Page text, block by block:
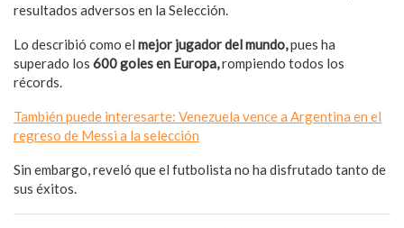
resultados adversos en la Selección.
Lo describió como el mejor jugador del mundo,pues ha
superado los 600 goles en Europa,rompiendo todos los
récords.
También puede interesarte: Venezuela vence a Argentina en el
regreso de Messi a la selección
Sin embargo, reveló que el futbolista no ha disfrutado tanto de
sus éxitos.